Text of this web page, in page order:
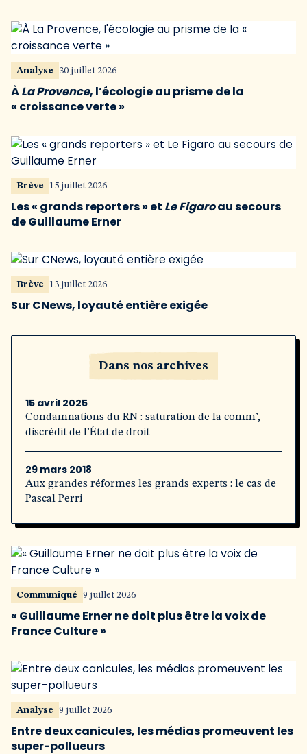
Analyse 30 juillet 2026
ÀLa Provence, l’écologie au prisme de la
« croissance verte »
Brève 15 juillet 2026
Les « grands reporters » et Le Figaroau secours
de Guillaume Erner
Brève 13 juillet 2026
Sur CNews, loyauté entière exigée
Dans nos archives
15 avril 2025
Condamnations du RN : saturation de la comm’,
discrédit de l’État de droit
29 mars 2018
Aux grandes réformes les grands experts : le cas de
Pascal Perri
Communiqué 9 juillet 2026
« Guillaume Erner ne doit plus être la voix de
France Culture »
Analyse 9 juillet 2026
Entre deux canicules, les médias promeuvent les
super-pollueurs